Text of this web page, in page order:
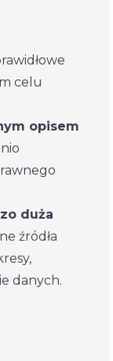
celu
opisem
duża
źródła
danych.